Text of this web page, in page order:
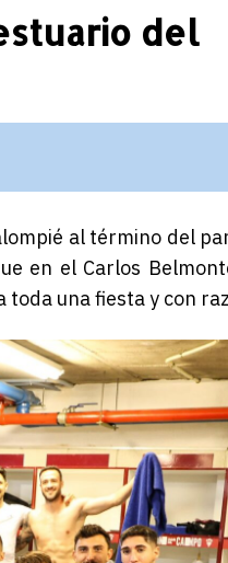
del
al término del
en el Carlos
toda una fiesta y con